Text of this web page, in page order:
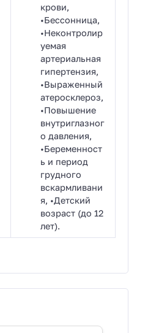
крови,
•Бессонница,
•Неконтролир
уемая
артериальная
гипертензия,
•Выраженный
атеросклероз,
•Повышение
внутриглазног
о давления,
•Беременност
ь и период
грудного
вскармливани
я, •Детский
возраст (до 12
лет).